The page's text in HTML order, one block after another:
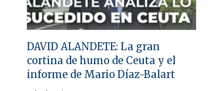
DAVID ALANDETE: La gran
cortina de humo de Ceuta y el
informe de Mario Díaz-Balart